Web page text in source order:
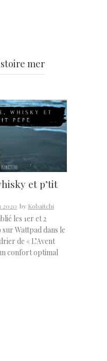
mer
et p’tit
2020 by Kobaitchi
les 1er et 2
Wattpad dans le
de « L’Avent
confort optimal